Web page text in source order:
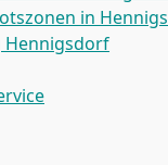
in
Hennigsdorf